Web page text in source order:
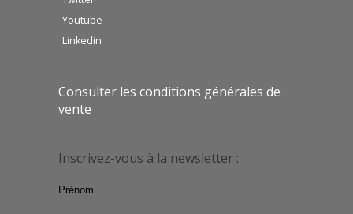
Youtube
Linkedin
Consulter les conditions générales de
vente
Inscrivez-vous à la newsletter :